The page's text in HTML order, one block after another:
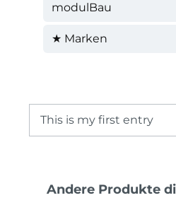
modulBau
★ Marken
This is my first entry
Produktgalerie
Andere Produkte